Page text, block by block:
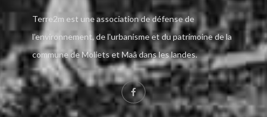
Terre2m est une association de défense de
l’environnement, de l'urbanisme et du patrimoine de la
commune de Moliets et Maâ dans les landes.